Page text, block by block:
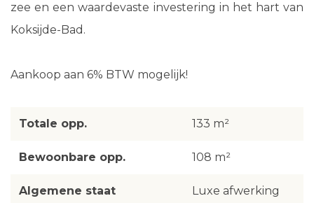
zee en een waardevaste investering in het hart van
Koksijde-Bad.
Aankoop aan 6% BTW mogelijk!
Totale opp. 133 m²
Bewoonbare opp. 108 m²
Algemene staat Luxe afwerking